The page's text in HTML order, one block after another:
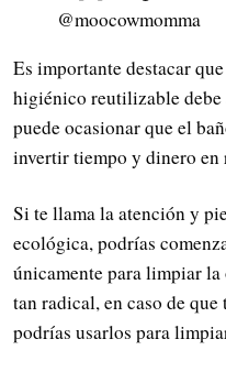
@moocowmomma
Es importante destacar
higiénico reutilizable debe
puede ocasionar que el
invertir tiempo y dinero en
Si te llama la atención y
ecológica, podrías
únicamente para limpiar
tan radical, en caso de
podrías usarlos para